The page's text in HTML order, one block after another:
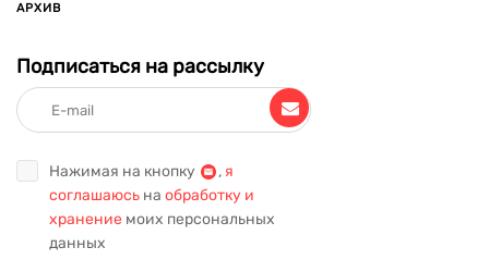
АРХИВ
Подписаться на рассылку
Нажимая на кнопку , я
соглашаюсь на обработку и
хранение моих персональных
данных